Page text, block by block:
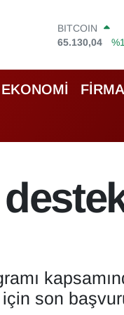
BITCOIN
65.130,04
47,7106
EURO
55,1652
GRAM ALTIN
13.773
%-19
EKONOMİ
son